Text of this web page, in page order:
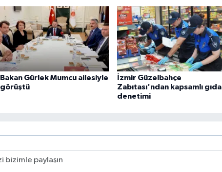
Bakan Gürlek Mumcu ailesiyle
görüştü
İzmir Güzelbahçe
Zabıtası'ndan kapsamlı gıda
denetimi